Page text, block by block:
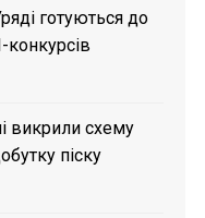
готуються до
викрили схему
піску